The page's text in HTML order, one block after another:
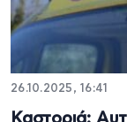
26.10.2025, 16:41